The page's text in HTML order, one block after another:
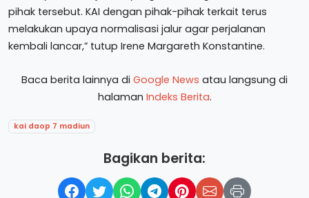
pihak tersebut. KAI dengan pihak-pihak terkait terus
melakukan upaya normalisasi jalur agar perjalanan
kembali lancar,” tutup Irene Margareth Konstantine.
Baca berita lainnya di Google News atau langsung di
halaman Indeks Berita.
kai daop 7 madiun
Bagikan berita: